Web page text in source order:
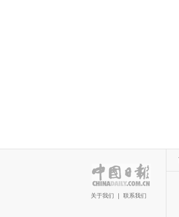
关于我们 联系我们